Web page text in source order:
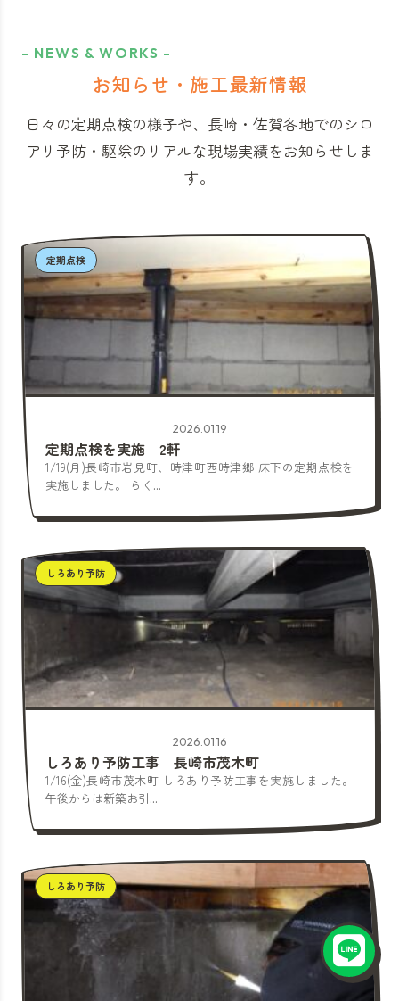
- NEWS & WORKS -
お知らせ・施工最新情報
日々の定期点検の様子や、長崎・佐賀各地でのシロ
アリ予防・駆除のリアルな現場実績をお知らせしま
す。
定期点検
2026.01.19
定期点検を実施 2軒
1/19(月)長崎市岩見町、時津町西時津郷 床下の定期点検を
実施しました。 らく...
しろあり予防
2026.01.16
しろあり予防工事 長崎市茂木町
1/16(金)長崎市茂木町 しろあり予防工事を実施しました。
午後からは新築お引...
しろあり予防